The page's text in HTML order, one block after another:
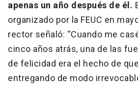
apenas un año después de él.
organizado por la FEUC en
rector señaló: “Cuando me
cinco años atrás, una de las
de felicidad era el hecho de
entregando de modo